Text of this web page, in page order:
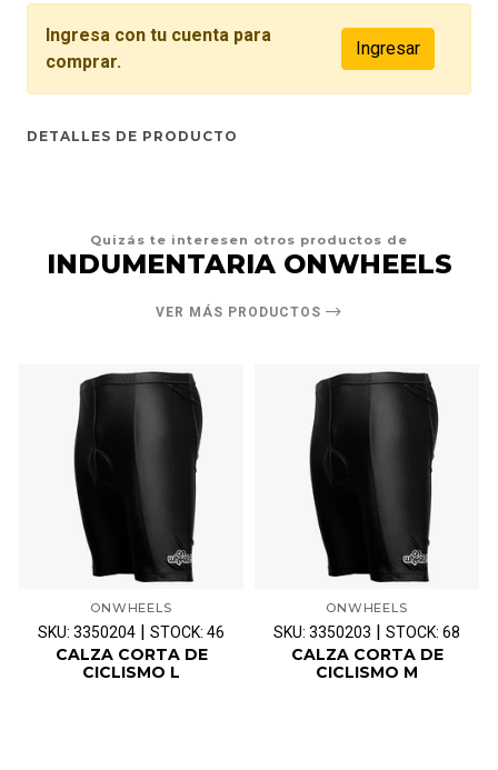
Ingresa con tu cuenta para
comprar.
Ingresar
DETALLES DE PRODUCTO
Quizás te interesen otros productos de
INDUMENTARIA ONWHEELS
VER MÁS PRODUCTOS
ONWHEELS
SKU: 3350204 STOCK: 46
CALZA CORTA DE
CICLISMO L
ONWHEELS
SKU: 3350203 STOCK: 68
CALZA CORTA DE
CICLISMO M